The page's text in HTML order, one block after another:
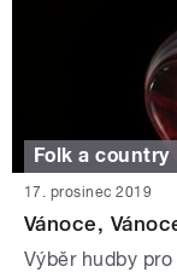
Folk a country
17. prosinec 2019
Vánoce,
Výběr hudby